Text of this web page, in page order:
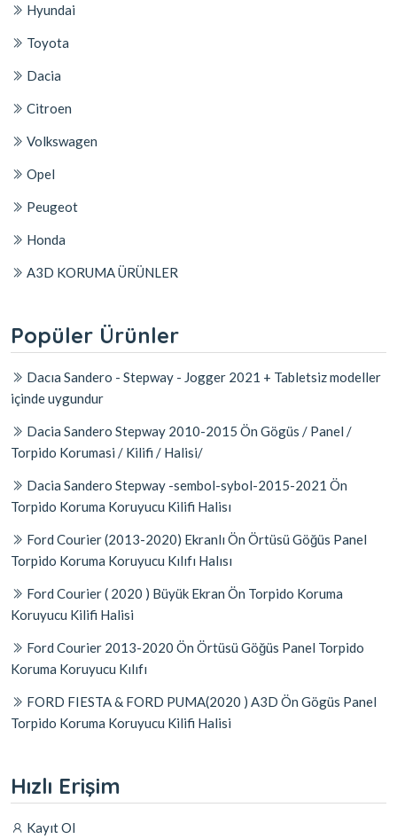
Hyundai
Toyota
Dacia
Citroen
Volkswagen
Opel
Peugeot
Honda
A3D KORUMA ÜRÜNLER
Popüler Ürünler
Dacıa Sandero - Stepway - Jogger 2021 + Tabletsiz modeller
içinde uygundur
Dacia Sandero Stepway 2010-2015 Ön Gögüs / Panel /
Torpido Korumasi / Kilifi / Halisi/
Dacia Sandero Stepway -sembol-sybol-2015-2021 Ön
Torpido Koruma Koruyucu Kilifi Halisı
Ford Courier (2013-2020) Ekranlı Ön Örtüsü Göğüs Panel
Torpido Koruma Koruyucu Kılıfı Halısı
Ford Courier ( 2020 ) Büyük Ekran Ön Torpido Koruma
Koruyucu Kilifi Halisi
Ford Courier 2013-2020 Ön Örtüsü Göğüs Panel Torpido
Koruma Koruyucu Kılıfı
FORD FIESTA & FORD PUMA(2020 ) A3D Ön Gögüs Panel
Torpido Koruma Koruyucu Kilifi Halisi
Hızlı Erişim
Kayıt Ol